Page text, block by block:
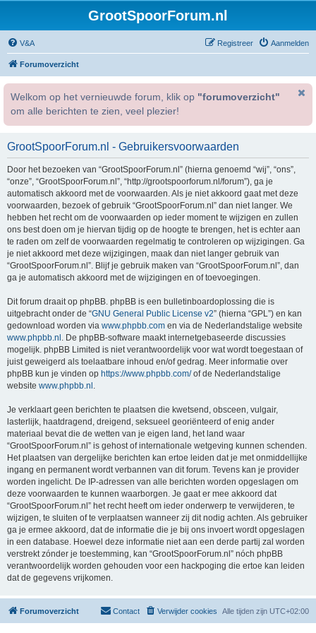
GrootSpoorForum.nl
V&A Aanmelden
Registreer
Forumoverzicht
Welkom op het vernieuwde forum, klik op "forumoverzicht"
om alle berichten te zien, veel plezier!
GrootSpoorForum.nl - Gebruikersvoorwaarden
Door het bezoeken van “GrootSpoorForum.nl” (hierna genoemd “wij”, “ons”,
“onze”, “GrootSpoorForum.nl”, “http://grootspoorforum.nl/forum”), ga je
automatisch akkoord met de voorwaarden. Als je niet akkoord gaat met deze
voorwaarden, bezoek of gebruik “GrootSpoorForum.nl” dan niet langer. We
hebben het recht om de voorwaarden op ieder moment te wijzigen en zullen
ons best doen om je hiervan tijdig op de hoogte te brengen, het is echter aan
te raden om zelf de voorwaarden regelmatig te controleren op wijzigingen. Ga
je niet akkoord met deze wijzigingen, maak dan niet langer gebruik van
“GrootSpoorForum.nl”. Blijf je gebruik maken van “GrootSpoorForum.nl”, dan
ga je automatisch akkoord met de wijzigingen en of toevoegingen.
Dit forum draait op phpBB. phpBB is een bulletinboardoplossing die is
uitgebracht onder de “GNU General Public License v2” (hierna “GPL”) en kan
gedownload worden via www.phpbb.com en via de Nederlandstalige website
www.phpbb.nl . De phpBB-software maakt internetgebaseerde discussies
mogelijk. phpBB Limited is niet verantwoordelijk voor wat wordt toegestaan of
juist geweigerd als toelaatbare inhoud en/of gedrag. Meer informatie over
phpBB kun je vinden op https://www.phpbb.com/of de Nederlandstalige
website www.phpbb.nl .
Je verklaart geen berichten te plaatsen die kwetsend, obsceen, vulgair,
lasterlijk, haatdragend, dreigend, seksueel georiënteerd of enig ander
materiaal bevat die de wetten van je eigen land, het land waar
“GrootSpoorForum.nl” is gehost of internationale wetgeving kunnen schenden.
Het plaatsen van dergelijke berichten kan ertoe leiden dat je met onmiddellijke
ingang en permanent wordt verbannen van dit forum. Tevens kan je provider
worden ingelicht. De IP-adressen van alle berichten worden opgeslagen om
deze voorwaarden te kunnen waarborgen. Je gaat er mee akkoord dat
“GrootSpoorForum.nl” het recht heeft om ieder onderwerp te verwijderen, te
wijzigen, te sluiten of te verplaatsen wanneer zij dit nodig achten. Als gebruiker
ga je ermee akkoord, dat de informatie die je bij ons invoert wordt opgeslagen
in een database. Hoewel deze informatie niet aan een derde partij zal worden
verstrekt zónder je toestemming, kan “GrootSpoorForum.nl” nóch phpBB
verantwoordelijk worden gehouden voor een hackpoging die ertoe kan leiden
dat de gegevens vrijkomen.
Forumoverzicht Alle tijden zijn UTC+02:00
Verwijder cookies
Contact